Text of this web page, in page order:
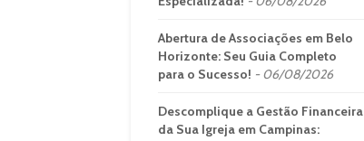
Abertura de Associações em Belo
Horizonte: Seu Guia Completo
para o Sucesso!
06/08/2026
Descomplique a Gestão Financeira
da Sua Igreja em Campinas: